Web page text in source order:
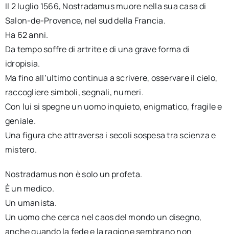
Il 2 luglio 1566, Nostradamus muore nella sua casa di
Salon-de-Provence, nel sud della Francia.
Ha 62 anni.
Da tempo soffre di artrite e di una grave forma di
idropisia.
Ma fino all’ultimo continua a scrivere, osservare il cielo,
raccogliere simboli, segnali, numeri.
Con lui si spegne un uomo inquieto, enigmatico, fragile e
geniale.
Una figura che attraversa i secoli sospesa tra scienza e
mistero.
Nostradamus non è solo un profeta.
È un medico.
Un umanista.
Un uomo che cerca nel caos del mondo un disegno,
anche quando la fede e la ragione sembrano non